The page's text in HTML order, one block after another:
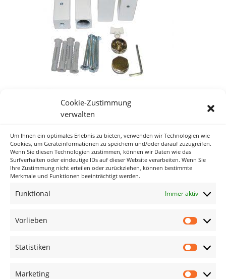
Cookie-Zustimmung
verwalten
Um Ihnen ein optimales Erlebnis zu bieten, verwenden wir Technologien wie
Cookies, um Geräteinformationen zu speichern und/oder darauf zuzugreifen.
Wenn Sie diesen Technologien zustimmen, können wir Daten wie das
Surfverhalten oder eindeutige IDs auf dieser Website verarbeiten. Wenn Sie
Ihre Zustimmung nicht erteilen oder zurückziehen, können bestimmte
Merkmale und Funktionen beeinträchtigt werden.
Funktional Immer aktiv
Vorlieben
Statistiken
Marketing
Neueste Kommentare
Archiv
Keine Kategorien
Meta
Eintrags-Feed